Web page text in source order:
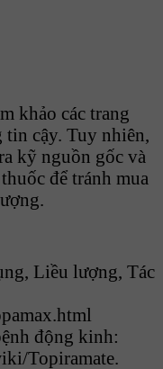
khảo các trang
tin cậy. Tuy nhiên,
kỹ nguồn gốc và
để tránh mua
Liều lượng, Tác
động kinh:
Topiramate.